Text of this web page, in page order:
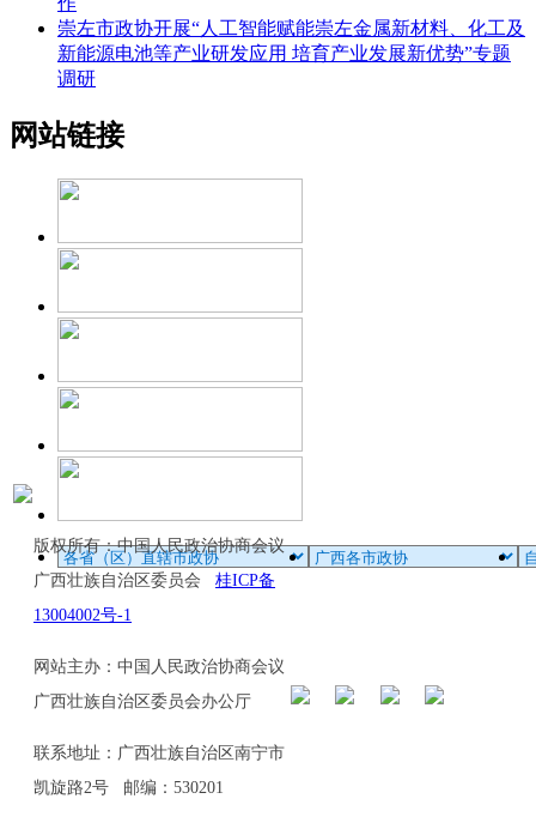
崇左市政协开展“人工智能赋能崇左金属新材料、化工及
新能源电池等产业研发应用 培育产业发展新优势”专题
调研
网站链接
版权所有：中国人民政治协商会议
广西壮族自治区委员会 桂ICP备
13004002号-1
网站主办：中国人民政治协商会议
广西壮族自治区委员会办公厅
联系地址：广西壮族自治区南宁市
凯旋路2号 邮编：530201